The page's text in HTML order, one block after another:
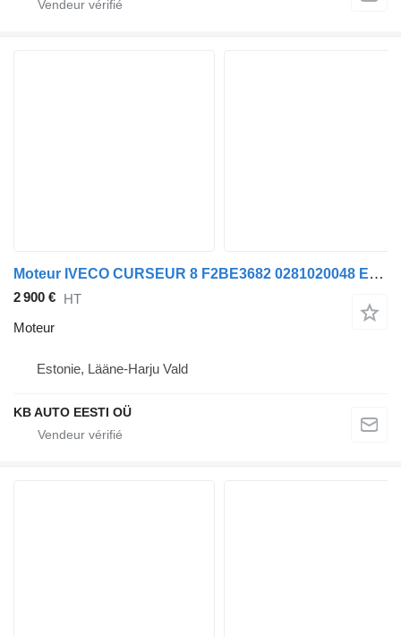
Moteur IVECO CURSEUR 8 F2BE3682 0281020048 ECU pour camion
2 900 € HT
Moteur
Estonie, Lääne-Harju Vald
KB AUTO EESTI OÜ